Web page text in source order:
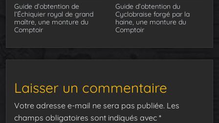
Guide d’obtention de
l’Échiquier royal de grand
maître, une monture du
Comptoir
Guide d’obtention du
Cyclobraise forgé par la
haine, une monture du
Comptoir
Laisser un commentaire
Votre adresse e-mail ne sera pas publiée. Les
champs obligatoires sont indiqués avec *